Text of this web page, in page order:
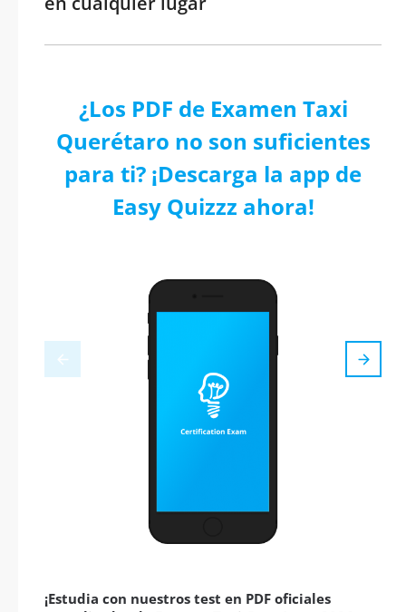
¿Los PDF de Examen Taxi
Querétaro no son suficientes
para ti? ¡Descarga la app de
Easy Quizzz ahora!
¡Estudia con nuestros test en PDF oficiales